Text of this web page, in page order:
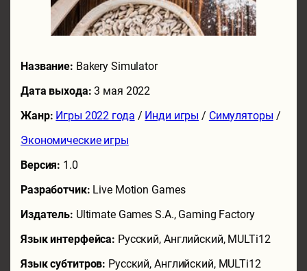
Название: Bakery Simulator
Дата выхода:3 мая 2022
Жанр: Игры 2022 года / Инди игры / Симуляторы /
Экономические игры
Версия: 1.0
Разработчик: Live Motion Games
Издатель: Ultimate Games S.A., Gaming Factory
Язык интерфейса: Русский, Английский, MULTi12
Язык субтитров: Русский, Английский, MULTi12